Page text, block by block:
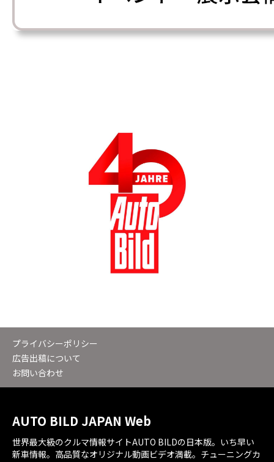
プライバシーポリシー
広告出稿について
お問い合わせ
AUTO BILD JAPAN Web
世界最大級のクルマ情報サイトAUTO BILDの日本版。いち早い
新車情報。高品質なオリジナル動画ビデオ満載。チューニングカ